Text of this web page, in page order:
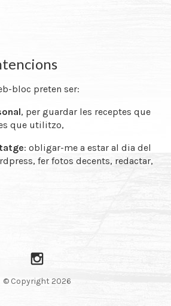
bloc preten ser:
, per guardar les receptes que
que utilitzo,
: obligar-me a estar al dia del
fer fotos decents, redactar,
© Copyright 2026